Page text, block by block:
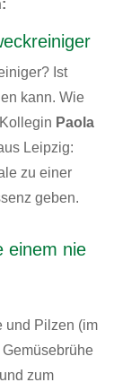
Ist
kann. Wie
Paola
Leipzig:
zu einer
geben.
einem nie
und Pilzen (im
zum